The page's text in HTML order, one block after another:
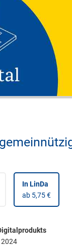
In LinDa
ab 5,75 €